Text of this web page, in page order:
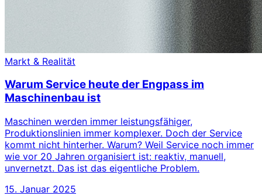
Markt & Realität
Warum Service heute der Engpass im
Maschinenbau ist
Maschinen werden immer leistungsfähiger,
Produktionslinien immer komplexer. Doch der Service
kommt nicht hinterher. Warum? Weil Service noch immer
wie vor 20 Jahren organisiert ist: reaktiv, manuell,
unvernetzt. Das ist das eigentliche Problem.
15. Januar 2025